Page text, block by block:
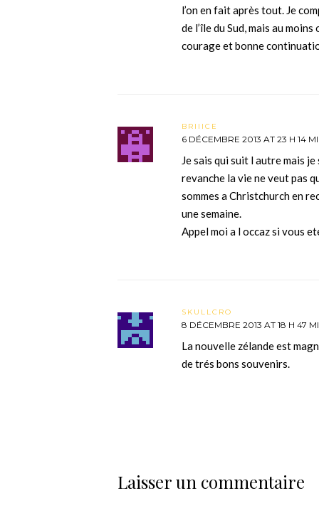
l’on en fait après tout. Je
de l’île du Sud, mais au
courage et bonne
BRIIICE
6 DÉCEMBRE 2013 AT 23 H 14
Je sais qui suit l autre mais
revanche la vie ne veut pas
sommes a Christchurch en
une semaine.
Appel moi a l occaz si vous
SKULLCRO
8 DÉCEMBRE 2013 AT 18 H 47
La nouvelle zélande est
de trés bons souvenirs.
Laisser un commentaire